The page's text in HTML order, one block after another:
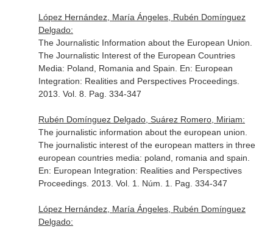
López Hernández, María Ángeles, Rubén Domínguez
Delgado:
The Journalistic Information about the European Union.
The Journalistic Interest of the European Countries
Media: Poland, Romania and Spain. En: European
Integration: Realities and Perspectives Proceedings.
2013. Vol. 8. Pag. 334-347
Rubén Domínguez Delgado, Suárez Romero, Miriam:
The journalistic information about the european union.
The journalistic interest of the european matters in three
european countries media: poland, romania and spain.
En: European Integration: Realities and Perspectives
Proceedings. 2013. Vol. 1. Núm. 1. Pag. 334-347
López Hernández, María Ángeles, Rubén Domínguez
Delgado: